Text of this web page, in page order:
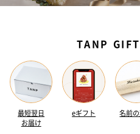
TANP
最短翌日
お届け
eギフト 名前